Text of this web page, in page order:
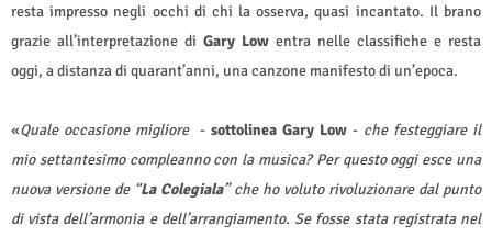
resta impresso negli occhi di chi la osserva, quasi incantato. Il brano
grazie all’interpretazione di Gary Low entra nelle classifiche e resta
oggi, a distanza di quarant’anni, una canzone manifesto di un’epoca.
«Quale occasione migliore- sottolinea Gary Low - che festeggiare il
mio settantesimo compleanno con la musica? Per questo oggi esce una
nuova versione de “La Colegiala” che ho voluto rivoluzionare dal punto
di vista dell’armonia e dell’arrangiamento. Se fosse stata registrata nel